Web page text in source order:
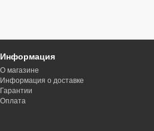
Информация
О магазине
Информация о доставке
Гарантии
Оплата